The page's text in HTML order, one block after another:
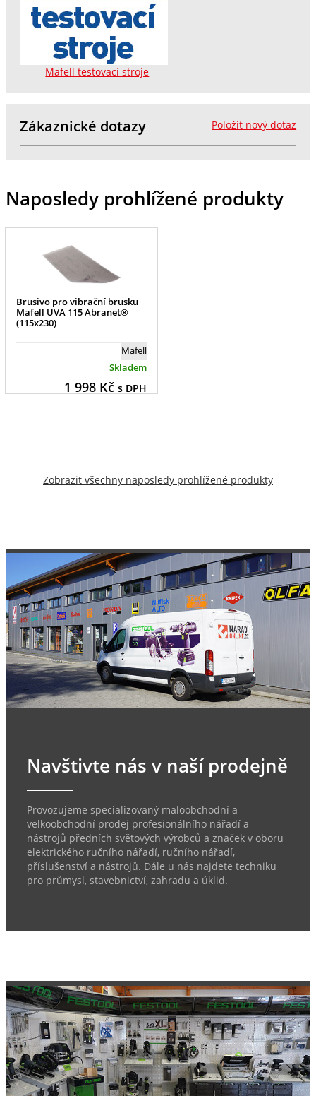
Mafell testovací stroje
Položit nový dotaz
Zákaznické dotazy
Naposledy prohlížené produkty
Brusivo pro vibrační brusku
Mafell UVA 115 Abranet®
(115x230)
Mafell
Skladem
1 998Kč s DPH
Zobrazit všechny naposledy prohlížené produkty
Navštivte nás v naší prodejně
Provozujeme specializovaný maloobchodní a
velkoobchodní prodej profesionálního nářadí a
nástrojů předních světových výrobců a značek v oboru
elektrického ručního nářadí, ručního nářadí,
příslušenství a nástrojů. Dále u nás najdete techniku
pro průmysl, stavebnictví, zahradu a úklid.